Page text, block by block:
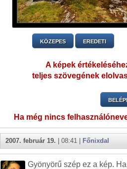
KÖZEPES EREDETI
A képek
teljes szövegének
Ha még nincs
2007. február 19. | 08:41 | Főnixdal
Gyönyörű szép ez a kép.